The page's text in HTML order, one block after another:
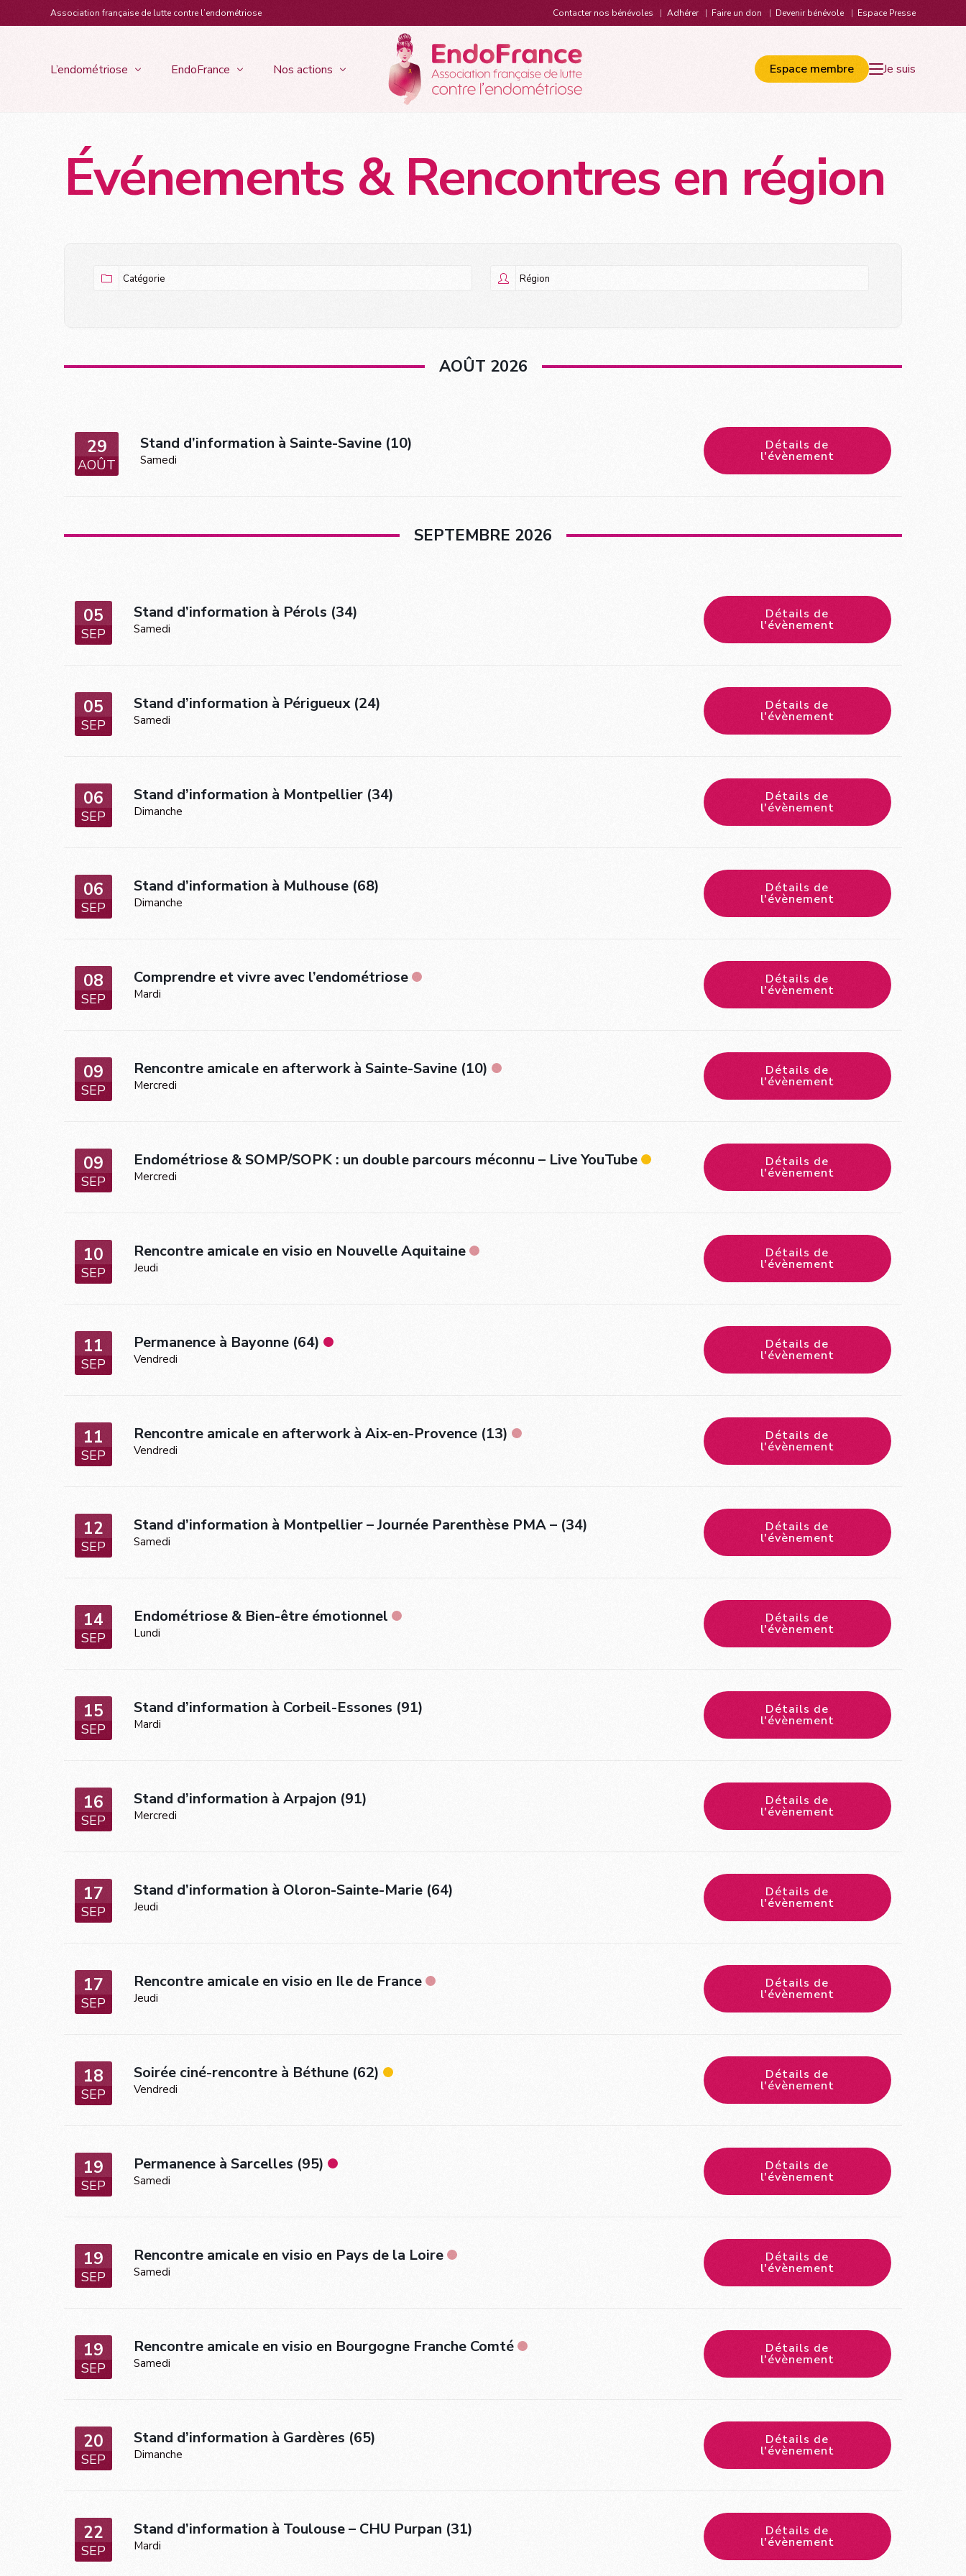
principal
Association française de lutte contre l’endométriose Contacter nos bénévoles Adhérer Faire un don Devenir bénévole Espace Presse
L’endométriose
Les formes de l’endométriose
Qu’est-ce que l’endométriose ?
Qu’est-ce que l’adénomyose ?
L’endométriose pariétale
Dyspareunie : douleurs lors des
rapports sexuels
Troubles Urinaires
Les traitements
Travailler avec l’endométriose
Vivre avec l’endométriose
FAQ – Foire aux questions
Vocabulaire de l’endométriose
EndoFrance
Les bénévoles d’EndoFrance
Les objectifs d’EndoFrance
Le rôle du conseil
Nos actions
Événements & Rencontres en région
Du sport aux couleurs d’Endofrance
Appels à Projets & Bourses EndoFrance
La recherche scientifique
Les filières de soins endométriose
Stratégie nationale de lutte contre l’endométriose
Espace membre Je suis
Événements & Rencontres en région
AOÛT 2026
29
AOÛT
Stand d’information à Sainte-Savine (10)
Samedi
Détails de
l'évènement
SEPTEMBRE 2026
05
SEP
Stand d’information à Pérols (34)
Samedi
Détails de
l'évènement
05
SEP
Stand d’information à Périgueux (24)
Samedi
Détails de
l'évènement
06
SEP
Stand d’information à Montpellier (34)
Dimanche
Détails de
l'évènement
06
SEP
Stand d’information à Mulhouse (68)
Dimanche
Détails de
l'évènement
08
SEP
Comprendre et vivre avec l’endométriose
Mardi
Détails de
l'évènement
09
SEP
Rencontre amicale en afterwork à Sainte-Savine (10)
Mercredi
Détails de
l'évènement
09
SEP
Endométriose & SOMP/SOPK : un double parcours méconnu – Live YouTube
Mercredi
Détails de
l'évènement
10
SEP
Rencontre amicale en visio en Nouvelle Aquitaine
Jeudi
Détails de
l'évènement
11
SEP
Permanence à Bayonne (64)
Vendredi
Détails de
l'évènement
11
SEP
Rencontre amicale en afterwork à Aix-en-Provence (13)
Vendredi
Détails de
l'évènement
12
SEP
Stand d’information à Montpellier – Journée Parenthèse PMA – (34)
Samedi
Détails de
l'évènement
14
SEP
Endométriose & Bien-être émotionnel
Lundi
Détails de
l'évènement
15
SEP
Stand d’information à Corbeil-Essones (91)
Mardi
Détails de
l'évènement
16
SEP
Stand d’information à Arpajon (91)
Mercredi
Détails de
l'évènement
17
SEP
Stand d’information à Oloron-Sainte-Marie (64)
Jeudi
Détails de
l'évènement
17
SEP
Rencontre amicale en visio en Ile de France
Jeudi
Détails de
l'évènement
18
SEP
Soirée ciné-rencontre à Béthune (62)
Vendredi
Détails de
l'évènement
19
SEP
Permanence à Sarcelles (95)
Samedi
Détails de
l'évènement
19
SEP
Rencontre amicale en visio en Pays de la Loire
Samedi
Détails de
l'évènement
19
SEP
Rencontre amicale en visio en Bourgogne Franche Comté
Samedi
Détails de
l'évènement
20
SEP
Stand d’information à Gardères (65)
Dimanche
Détails de
l'évènement
22
SEP
Stand d’information à Toulouse – CHU Purpan (31)
Mardi
Détails de
l'évènement